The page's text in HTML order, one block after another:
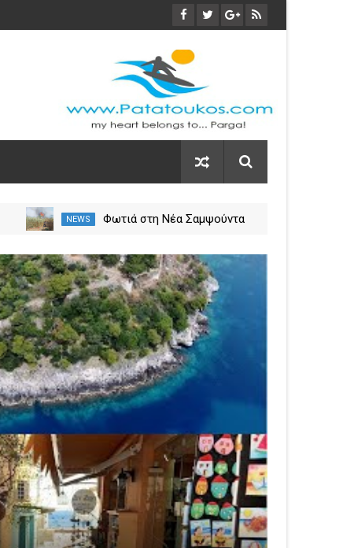
NEWS
Φωτιά στη Νέα Σαμψούντα
δυνάμεις